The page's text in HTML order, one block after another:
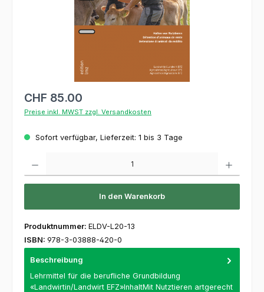
CHF 85.00
Preise inkl. MWST zzgl. Versandkosten
Sofort verfügbar, Lieferzeit: 1 bis 3 Tage
In den Warenkorb
Produktnummer: ELDV-L20-13
ISBN: 978-3-03888-420-0
Beschreibung
Lehrmittel für die berufliche Grundbildung
«Landwirtin/Landwirt EFZ»InhaltMit Nutztieren artgerecht